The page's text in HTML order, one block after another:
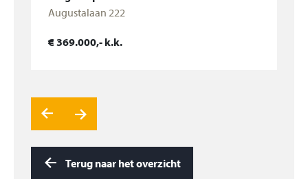
Augustalaan 222
€ 369.000,- k.k.
Terug naar het overzicht